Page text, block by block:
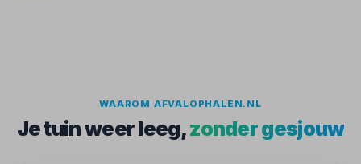
WAAROM AFVALOPHALEN.NL
Je tuin weer leeg,zonder gesjouw